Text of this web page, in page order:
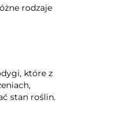
rodzaje
które z
stan roślin.